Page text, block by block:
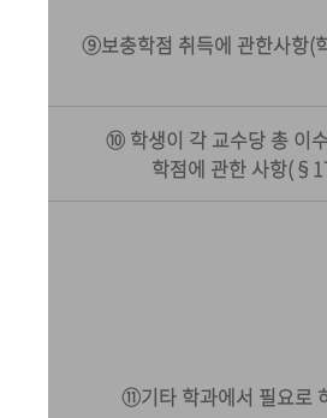
⑨보충학점 취득에 관한사항(
⑩ 학생이 각 교수당 총 이
학점에 관한 사항
⑪기타 학과에서 필요로